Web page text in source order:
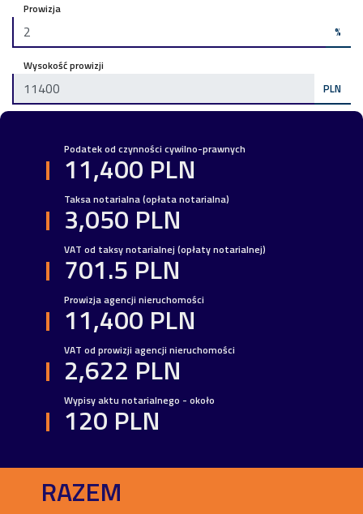
Prowizja
%
Wysokość prowizji
PLN
Podatek od czynności cywilno-prawnych
11,400 PLN
Taksa notarialna (opłata notarialna)
3,050 PLN
VAT od taksy notarialnej (opłaty notarialnej)
701.5 PLN
Prowizja agencji nieruchomości
11,400 PLN
VAT od prowizji agencji nieruchomości
2,622 PLN
Wypisy aktu notarialnego - około
120 PLN
RAZEM